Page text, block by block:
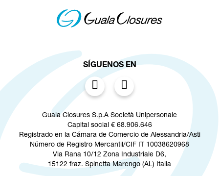
SÍGUENOS EN
Guala Closures S.p.A Società Unipersonale
Capital social € 68.906.646
Registrado en la Cámara de Comercio de Alessandria/Asti
Número de Registro Mercantil/CIF IT 10038620968
Via Rana 10/12 Zona Industriale D6,
15122 fraz. Spinetta Marengo (AL) Italia